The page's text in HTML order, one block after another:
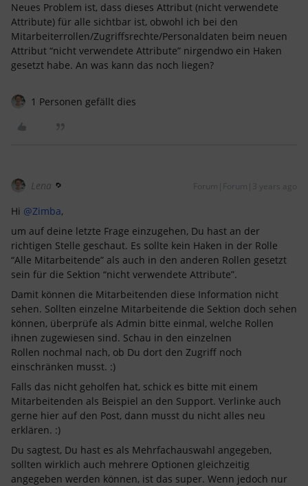
Neues Problem ist, dass dieses Attribut (nicht verwendete
Attribute) für alle sichtbar ist, obwohl ich bei den
Mitarbeiterrollen/Zugriffsrechte/Personaldaten beim neuen
Attribut “nicht verwendete Attribute” nirgendwo ein Haken
gesetzt habe. An was kann das noch liegen?
1 Personen gefällt dies
Lena Forum|Forum|3 years ago
Hi @Zimba,
um auf deine letzte Frage einzugehen, Du hast an der
richtigen Stelle geschaut. Es sollte kein Haken in der Rolle
“Alle Mitarbeitende” als auch in den anderen Rollen gesetzt
sein für die Sektion “nicht verwendete Attribute”.
Damit können die Mitarbeitenden diese Information nicht
sehen. Sollten einzelne Mitarbeitende die Sektion doch sehen
können, überprüfe als Admin bitte einmal, welche Rollen
ihnen zugewiesen sind. Schau in den einzelnen
Rollen nochmal nach, ob Du dort den Zugriff noch
einschränken musst. :)
Falls das nicht geholfen hat, schick es bitte mit einem
Mitarbeitenden als Beispiel an den Support. Verlinke auch
gerne hier auf den Post, dann musst du nicht alles neu
erklären. :)
Du sagtest, Du hast es als Mehrfachauswahl angegeben,
sollten wirklich auch mehrere Optionen gleichzeitig
angegeben werden können, ist das super. Wenn jedoch nur